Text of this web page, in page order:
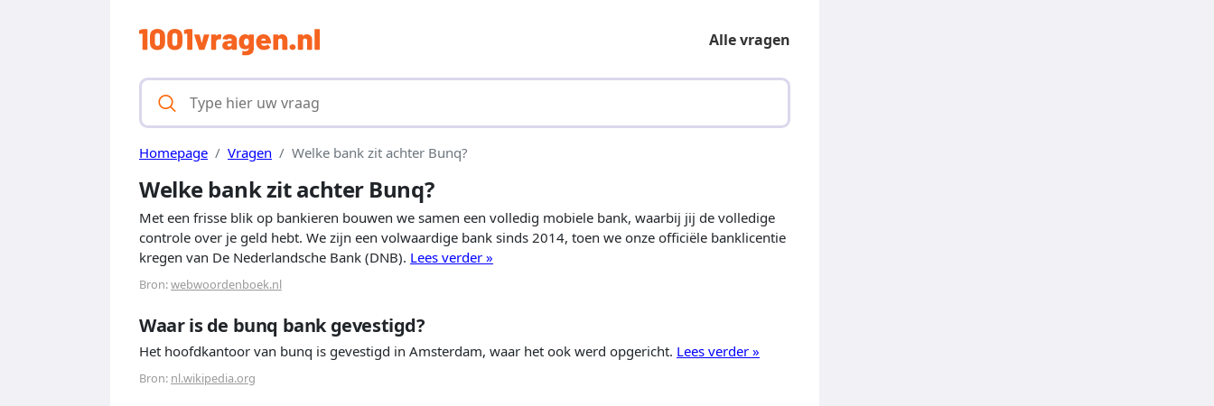
Alle vragen
Homepage Vragen Welke bank zit achter Bunq?
Welke bank zit achter Bunq?
Met een frisse blik op bankieren bouwen we samen een volledig mobiele bank, waarbij jij de volledige
controle over je geld hebt. We zijn een volwaardige bank sinds 2014, toen we onze officiële banklicentie
kregen van De Nederlandsche Bank (DNB). Lees verder »
Bron:webwoordenboek.nl
Waar is de bunq bank gevestigd?
Het hoofdkantoor van bunq is gevestigd in Amsterdam, waar het ook werd opgericht. Lees verder »
Bron: nl.wikipedia.org